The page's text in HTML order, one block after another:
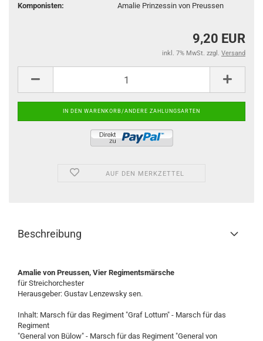
Komponisten: Amalie Prinzessin von Preussen
9,20 EUR
inkl. 7% MwSt. zzgl. Versand
AUF DEN MERKZETTEL
Beschreibung
Amalie von Preussen, Vier Regimentsmärsche
für Streichorchester
Herausgeber: Gustav Lenzewsky sen.
Inhalt: Marsch für das Regiment "Graf Lottum" - Marsch für das
Regiment
"General von Bülow" - Marsch für das Regiment "General von